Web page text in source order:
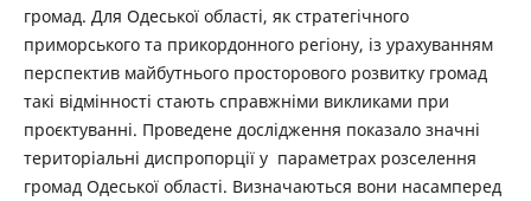
громад. Для Одеської області, як стратегічного
приморського та прикордонного регіону, із урахуванням
перспектив майбутнього просторового розвитку громад
такі відмінності стають справжніми викликами при
проєктуванні. Проведене дослідження показало значні
територіальні диспропорції у параметрах розселення
громад Одеської області. Визначаються вони насамперед